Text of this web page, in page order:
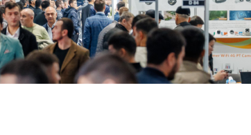
ishtirok etish
Rasmiy aviataşuvchi